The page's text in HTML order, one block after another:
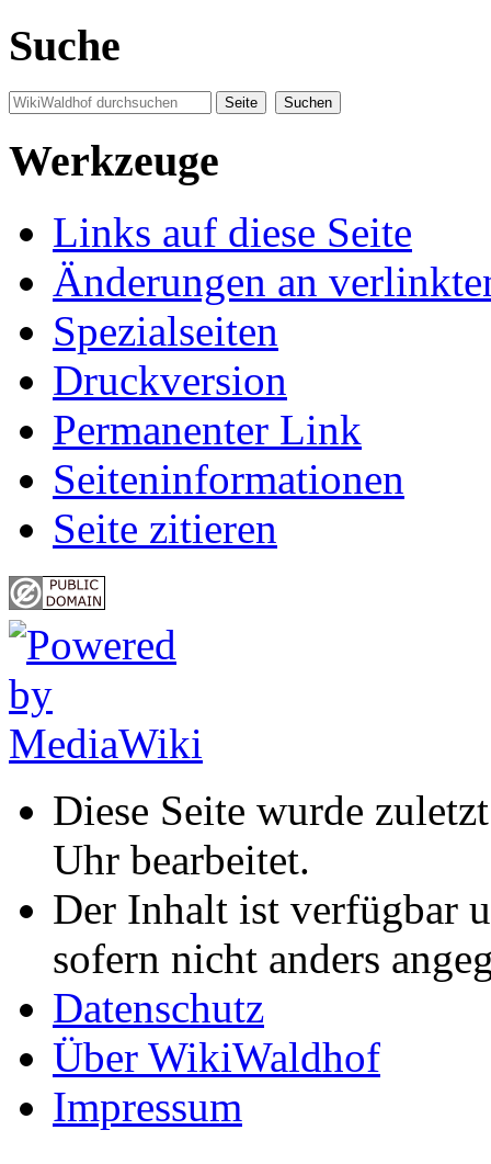
Suche
Werkzeuge
Links auf diese Seite
Änderungen an
Spezialseiten
Druckversion
Permanenter Link
Seiten­informationen
Seite zitieren
Diese Seite wurde
Uhr bearbeitet.
Der Inhalt ist verfügbar
sofern nicht anders
Datenschutz
Über WikiWaldhof
Impressum